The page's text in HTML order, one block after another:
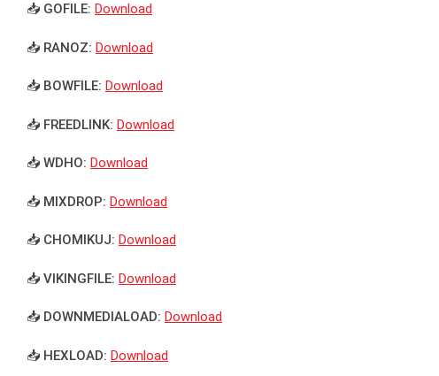
📥 GOFILE: Download
📥 RANOZ: Download
📥 BOWFILE: Download
📥 FREEDLINK: Download
📥 WDHO: Download
📥 MIXDROP: Download
📥 CHOMIKUJ: Download
📥 VIKINGFILE: Download
📥 DOWNMEDIALOAD: Download
📥 HEXLOAD: Download